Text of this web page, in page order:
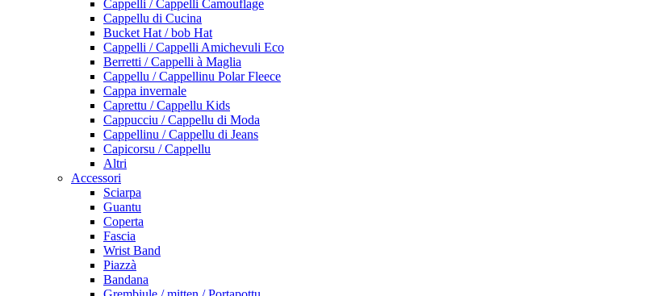
Cappelli / Cappelli Camouflage
Cappellu di Cucina
Bucket Hat / bob Hat
Cappelli / Cappelli Amichevuli Eco
Berretti / Cappelli à Maglia
Cappellu / Cappellinu Polar Fleece
Cappa invernale
Caprettu / Cappellu Kids
Cappucciu / Cappellu di Moda
Cappellinu / Cappellu di Jeans
Capicorsu / Cappellu
Altri
Accessori
Sciarpa
Guantu
Coperta
Fascia
Wrist Band
Piazzà
Bandana